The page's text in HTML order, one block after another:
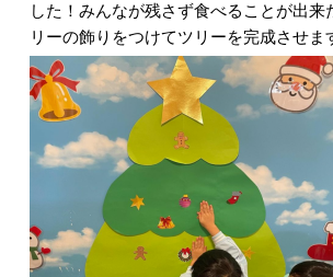
した！みんなが残さず食べることが出来
リーの飾りをつけてツリーを完成させま